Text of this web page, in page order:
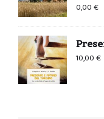
0,00€
10,00€